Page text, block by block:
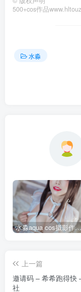
500+cos作品
水淼
水淼aqua cos摄影作品合集155套
上一篇
邀请码 – 希希跑得快
社